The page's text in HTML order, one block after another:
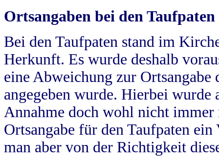
Ortsangaben bei den Taufpaten
Bei den Taufpaten stand im
Herkunft. Es wurde deshalb
eine Abweichung zur
angegeben wurde. Hierbei wurde
Annahme doch wohl nicht
Ortsangabe für den Taufpaten
man aber von der Richtigkeit